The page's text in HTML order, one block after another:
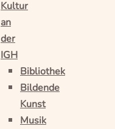
Kultur
an
der
IGH
Bibliothek
Bildende
Kunst
Musik